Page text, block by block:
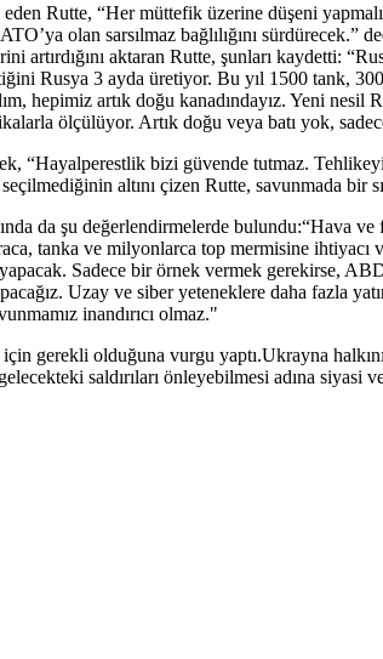
Rutte, “Her müttefik üzerine düşeni
olan sarsılmaz bağlılığını sürdürecek.”
aktaran Rutte, şunları kaydetti:
Rusya 3 ayda üretiyor. Bu yıl 1500 tank,
hepimiz artık doğu kanadındayız. Yeni nesil
ölçülüyor. Artık doğu veya batı yok,
“Hayalperestlik bizi güvende tutmaz.
altını çizen Rutte, savunmada bir
da şu değerlendirmelerde bulundu:“Hava ve
tanka ve milyonlarca top mermisine
Sadece bir örnek vermek gerekirse,
Uzay ve siber yeteneklere daha fazla
inandırıcı olmaz."
gerekli olduğuna vurgu yaptı.Ukrayna
saldırıları önleyebilmesi adına siyasi